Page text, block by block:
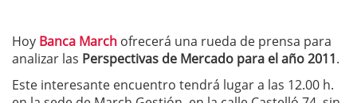
Hoy Banca March ofrecerá una rueda de prensa para
analizar las Perspectivas de Mercado para el año 2011.
Este interesante encuentro tendrá lugar a las 12.00 h.